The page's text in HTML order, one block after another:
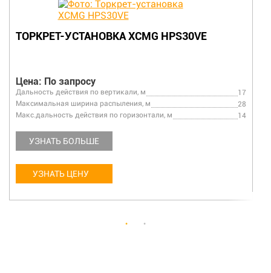
ТОРКРЕТ-УСТАНОВКА XCMG HPS30VE
Цена: По запросу
Дальность действия по вертикали, м
17
Максимальная ширина распыления, м
28
Макс.дальность действия по горизонтали, м
14
УЗНАТЬ БОЛЬШЕ
УЗНАТЬ ЦЕНУ